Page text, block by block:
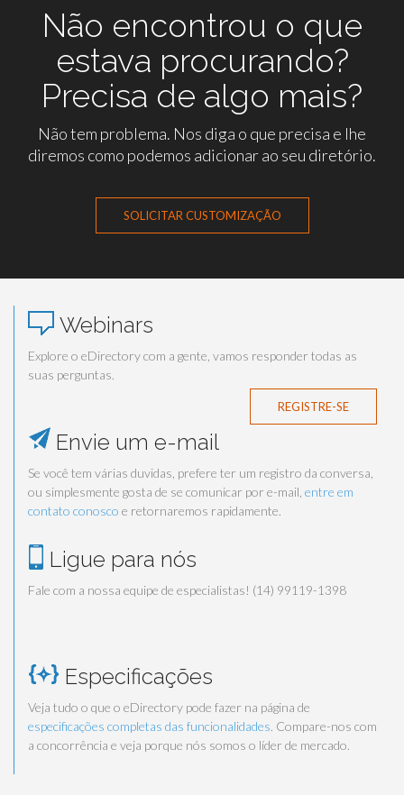
Não encontrou o que
estava procurando?
Precisa de algo mais?
Não tem problema. Nos diga o que precisa e lhe
diremos como podemos adicionar ao seu diretório.
SOLICITAR CUSTOMIZAÇÃO
Webinars
Explore o eDirectory com a gente, vamos responder todas as
suas perguntas.
REGISTRE-SE
Envie um e-mail
Se você tem várias duvidas, prefere ter um registro da conversa,
ou simplesmente gosta de se comunicar por e-mail, entre em
contato conosco e retornaremos rapidamente.
Ligue para nós
Fale com a nossa equipe de especialistas! (14) 99119-1398
Especificações
Veja tudo o que o eDirectory pode fazer na página de
especificações completas das funcionalidades. Compare-nos com
a concorrência e veja porque nós somos o líder de mercado.